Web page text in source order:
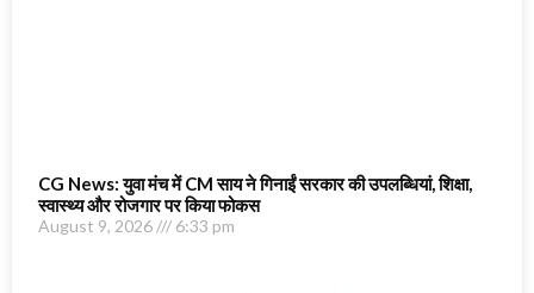
CG News: युवा मंच में CM साय ने गिनाईं सरकार की उपलब्धियां, शिक्षा,
स्वास्थ्य और रोजगार पर किया फोकस
August 9, 2026 6:33 pm